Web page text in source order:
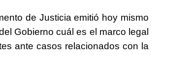
de Justicia emitió hoy mismo
Gobierno cuál es el marco legal
ante casos relacionados con la